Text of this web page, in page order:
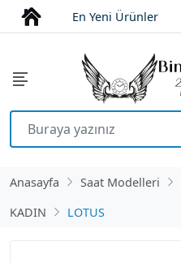
En Yeni Ürünler
Anasayfa Saat Modelleri
KADIN
LOTUS